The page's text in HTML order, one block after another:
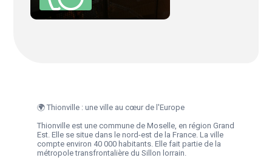
🌍 Thionville : une ville au cœur de l'Europe
Thionville est une commune de Moselle, en région Grand
Est. Elle se situe dans le nord-est de la France. La ville
compte environ 40 000 habitants. Elle fait partie de la
métropole transfrontalière du Sillon lorrain.